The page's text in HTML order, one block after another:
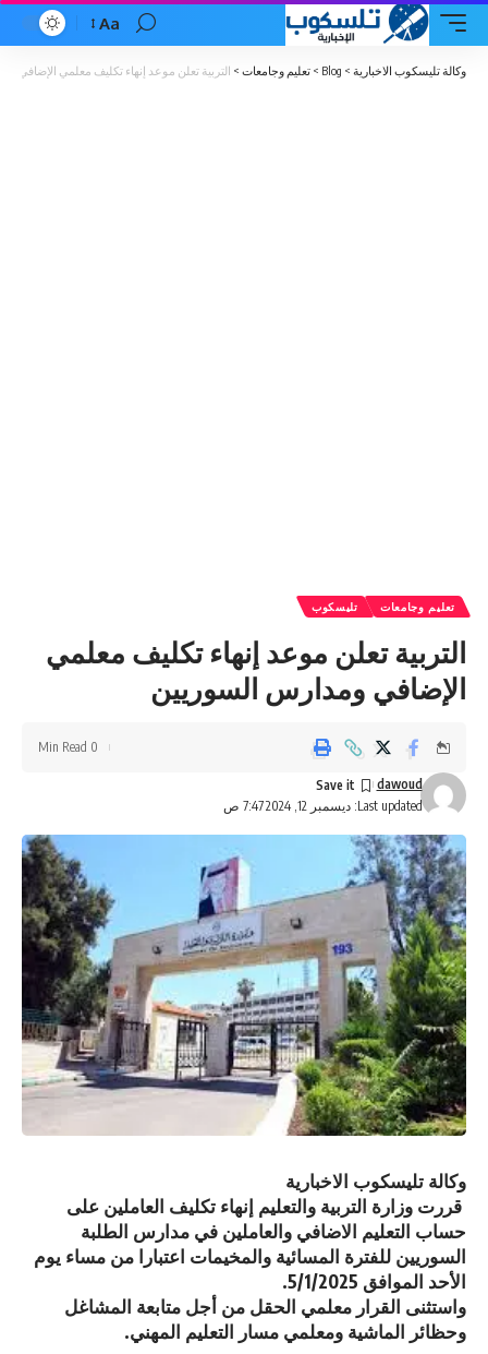
Font
Resizer
Aa
وكالة تليسكوب الاخبارية >
Blog
> تعليم وجامعات > التربية تعلن موعد إنهاء تكليف معلمي الإضافي
تعليم وجامعات تليسكوب
التربية تعلن موعد إنهاء تكليف معلمي
الإضافي ومدارس السوريين
Last updated: ديسمبر 12, 2024 7:47 ص
dawoud
0 Min Read
وكالة تليسكوب الاخبارية
قررت وزارة التربية والتعليم إنهاء تكليف العاملين على
حساب التعليم الاضافي والعاملين في مدارس الطلبة
السوريين للفترة المسائية والمخيمات اعتبارا من مساء يوم
الأحد الموافق 5/1/2025.
واستثنى القرار معلمي الحقل من أجل متابعة المشاغل
وحظائر الماشية ومعلمي مسار التعليم المهني.